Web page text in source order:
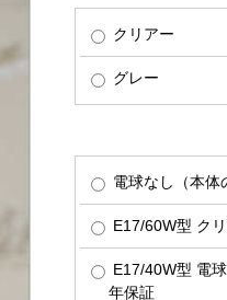
クリアー
グレー
電球なし（本体
E17/60W型 ク
E17/40W型 電
年保証